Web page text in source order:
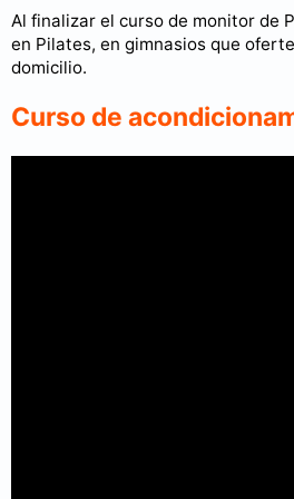
Al finalizar el curso de monitor de
en Pilates, en gimnasios que
domicilio.
Curso de